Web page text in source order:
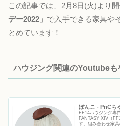
この記事では、2月8日(火)より
デー2022」 で入手できる家具や
とめています！
ハウジング関連のYoutubeも
ぽんこ - PnCち
FF14ハウジング専
FANTASY XIV（
す。組み合わせ家